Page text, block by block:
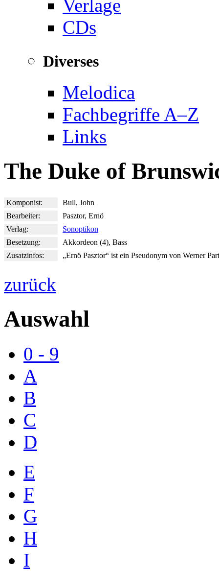
Verlage
CDs
Diverses
Melodica
Fachbegriffe A–Z
Links
The Duke of
Komponist:
Bull, John
Bearbeiter:
Pasztor, Ernö
Verlag:
Sonoptikon
Besetzung:
Akkordeon (4), Bass
Zusatzinfos:
„Ernö Pasztor“ ist ein Pseudonym von Werner
zurück
Auswahl
0 - 9
A
B
C
D
E
F
G
H
I